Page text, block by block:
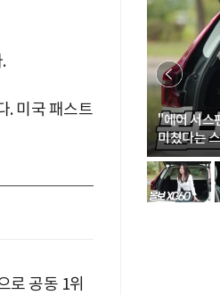
. 미국 패스트
로 공동 1위
‘전설의 무쏘’… “여성·
”
"에어 서스
미쳤다는
B5 울트라'